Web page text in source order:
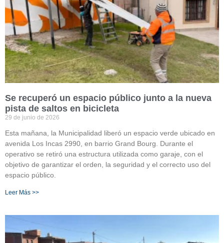
Se recuperó un espacio público junto a la nueva
pista de saltos en bicicleta
29 de junio de 2026
Esta mañana, la Municipalidad liberó un espacio verde ubicado en
avenida Los Incas 2990, en barrio Grand Bourg. Durante el
operativo se retiró una estructura utilizada como garaje, con el
objetivo de garantizar el orden, la seguridad y el correcto uso del
espacio público.
Leer Más >>